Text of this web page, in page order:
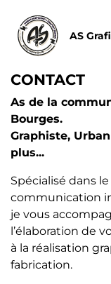
contenu
principal
AS
CONTACT
As de la
Bourges.
Graphiste,
plus...
Spécialisé dans
communication
je vous
l’élaboration de
à la réalisation
fabrication.